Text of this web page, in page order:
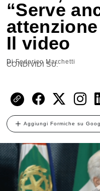
“Serve
Il video
DiFederico Marchetti
CONDIVIDI SU:
Aggiungi Formiche su